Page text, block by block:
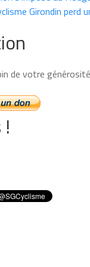
Girondin perd
de votre